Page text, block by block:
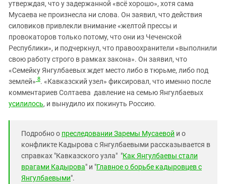
утверждая, что у задержанной «всё хорошо», хотя сама
Мусаева не произнесла ни слова. Он заявил, что действия
силовиков привлекли внимание «желтой прессы и
провокаторов только потому, что они из Чеченской
Республики», и подчеркнул, что правоохранители «выполнили
свою работу строго в рамках закона». Он заявил, что
«Семейку Янгулбаевых ждет место либо в тюрьме, либо под
землей» 8. «Кавказский узел» фиксировал, что именно после
комментариев Солтаева давление на семью Янгулбаевых
усилилось, и вынудило их покинуть Россию.
Подробно о преследовании Заремы Мусаевой и о
конфликте Кадырова с Янгулбаевыми рассказывается в
справках "Кавказского узла" "Как Янгулбаевы стали
врагами Кадырова" и "Главное о борьбе кадыровцев с
Янгулбаевыми".